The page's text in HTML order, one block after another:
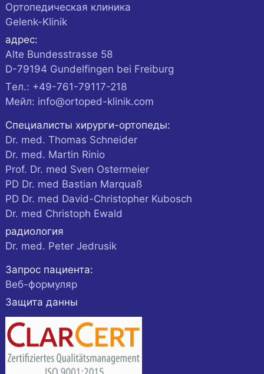
Ортопедическая клиника
Gelenk-Klinik
адрес:
Alte Bundesstrasse 58
D-79194 Gundelfingen bei Freiburg
Tел.: +49-761-79117-218
Мейл: info@ortoped-klinik.com
Специалисты хирурги-ортопеды:
Dr. med. Thomas Schneider
Dr. med. Martin Rinio
Prof. Dr. med Sven Ostermeier
PD Dr. med Bastian Marquaß
PD Dr. med David-Christopher Kubosch
Dr. med Christoph Ewald
радиология
Dr. med. Peter Jedrusik
Запрос пациента:
Веб-формуляр
Защита данны